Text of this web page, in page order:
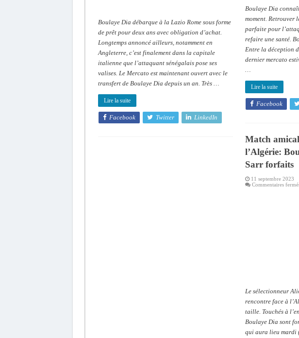
Boulaye Dia débarque à la Lazio Rome sous forme
de prêt pour deux ans avec obligation d’achat.
Longtemps annoncé ailleurs, notamment en
Angleterre, c’est finalement dans la capitale
italienne que l’attaquant sénégalais pose ses
valises. Le Mercato est maintenant ouvert avec le
transfert de Boulaye Dia depuis un an. Très …
Lire la suite
Facebook Twitter LinkedIn
Boulaye Dia
moment. Retrouver
parfaite pour
refaire une santé.
Entre la déception
dernier mercato
Lire la suite
Facebook
Match
l’Algérie:
Sarr forfaits
11 septembre 2023
Commentaires
Le sélectionneur
rencontre face à
taille. Touchés à
Boulaye Dia sont
qui aura lieu mardi